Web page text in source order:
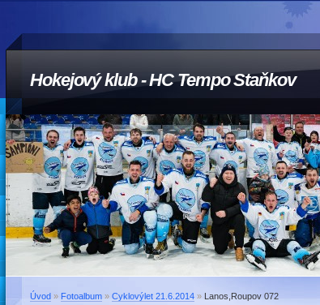
Hokejový klub - HC Tempo Staňkov
Úvod » Fotoalbum » Cyklovýlet 21.6.2014 » Lanos,Roupov 072